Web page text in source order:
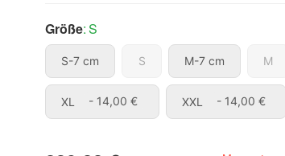
Größe S
S-7 cm SS M-7 cmM-7 cm M
XL XL- 14,00 € XXL XXL- 14,00 €